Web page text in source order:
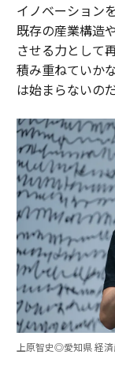
イノベーション
既存の産業構造
させる力として
積み重ねていか
は始まらないの
上原智史◎愛知県 経